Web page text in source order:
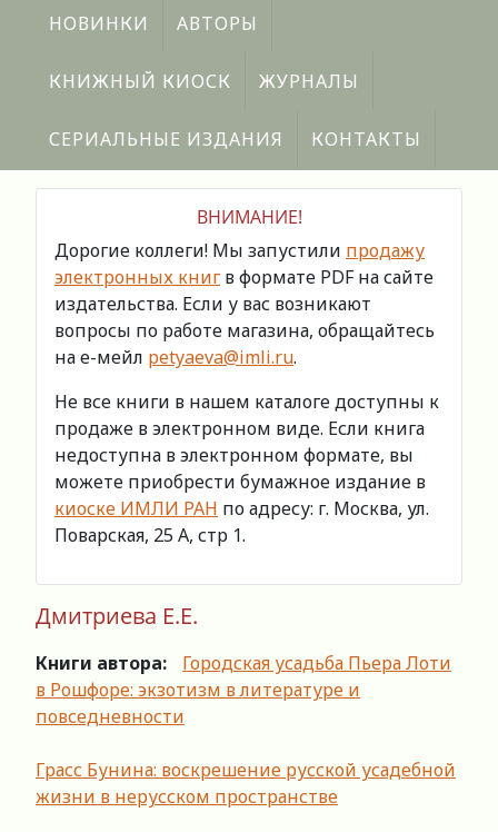
НОВИНКИ АВТОРЫ
КНИЖНЫЙ КИОСК ЖУРНАЛЫ
СЕРИАЛЬНЫЕ ИЗДАНИЯ КОНТАКТЫ
ВНИМАНИЕ!
Дорогие коллеги! Мы запустили продажу
электронных книг в формате PDF на сайте
издательства. Если у вас возникают
вопросы по работе магазина, обращайтесь
на е-мейл petyaeva@imli.ru.
Не все книги в нашем каталоге доступны к
продаже в электронном виде. Если книга
недоступна в электронном формате, вы
можете приобрести бумажное издание в
киоске ИМЛИ РАН по адресу: г. Москва, ул.
Поварская, 25 А, стр 1.
Дмитриева Е.Е.
Книги автора:
Городская усадьба Пьера Лоти
в Рошфоре: экзотизм в литературе и
повседневности
Грасс Бунина: воскрешение русской усадебной
жизни в нерусском пространстве